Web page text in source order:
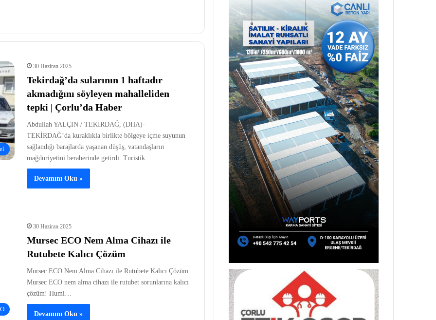
30 Haziran 2025
Tekirdağ’da sularının 1 haftadır
akmadığını söyleyen mahalleliden
tepki | Çorlu’da Haber
Abdullah YALÇIN / TEKİRDAĞ, (DHA)-
TEKİRDAĞ’da kuraklıkla birlikte bölgeye içme suyunun
sağlandığı barajlarda yaşanan düşüş, vatandaşların
mağduriyetini beraberinde getirdi. Turistik…
Devamını Oku »
30 Haziran 2025
Mursec ECO Nem Alma Cihazı ile
Rutubete Kalıcı Çözüm
Mursec ECO Nem Alma Cihazı ile Rutubete Kalıcı Çözüm
Mursec ECO nem alma cihazı ile rutubet sorunlarına kalıcı
çözüm! Humi…
Devamını Oku »